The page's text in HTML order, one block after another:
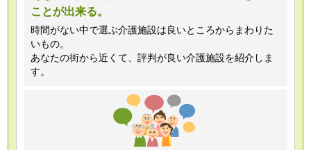
（受付時間 10時～19時 土日祝日除
く・営業のお電話はお断りいたします）
ことが出来る。
時間がない中で選ぶ介護施設は良いところからまわりた
いもの。
あなたの街から近くて、評判が良い介護施設を紹介しま
す。